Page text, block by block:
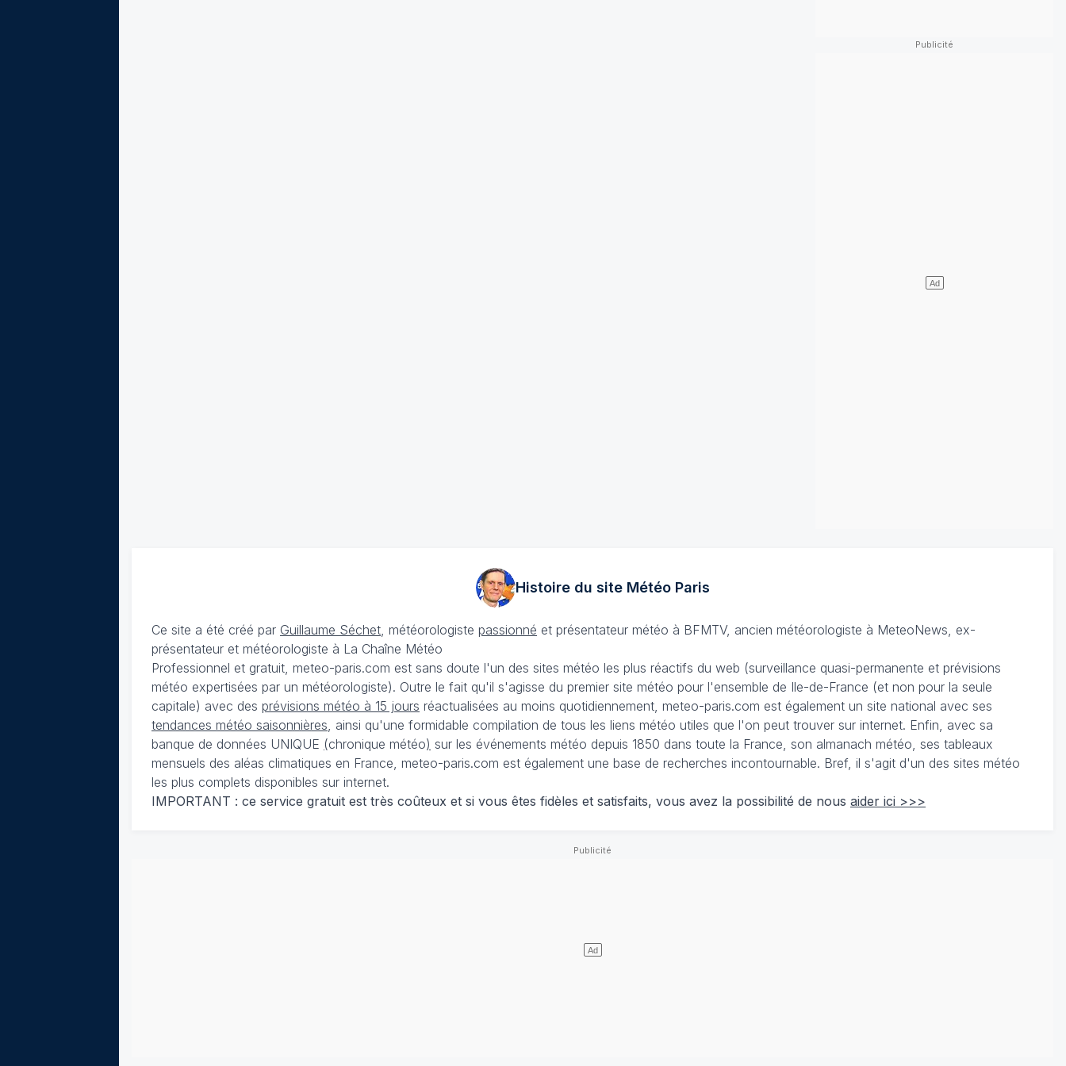
Histoire du site MétéoParis
Ce site a été créé par Guillaume Séchet , météorologiste passionné et présentateur météo à BFMTV, ancien météorologiste à MeteoNews, ex-
présentateur et météorologiste à La Chaîne Météo
Professionnel et gratuit, meteo-paris.com est sans doute l'un des sites météo les plus réactifs du web (surveillance quasi-permanente et prévisions
météo expertisées par un météorologiste). Outre le fait qu'il s'agisse du premier site météo pour l'ensemble de Ile-de-France (et non pour la seule
capitale) avec des prévisions météo à 15 jours réactualisées au moins quotidiennement, meteo-paris.com est également un site national avec ses
tendances météo saisonnières , ainsi qu'une formidable compilation de tous les liens météo utiles que l'on peut trouver sur internet. Enfin, avec sa
banque de données UNIQUE (chronique météo) sur les événements météo depuis 1850 dans toute la France, son almanach météo, ses tableaux
mensuels des aléas climatiques en France, meteo-paris.com est également une base de recherches incontournable. Bref, il s'agit d'un des sites météo
les plus complets disponibles sur internet.
IMPORTANT : ce service gratuit est très coûteux et si vous êtes fidèles et satisfaits, vous avez la possibilité de nous aider ici >>>